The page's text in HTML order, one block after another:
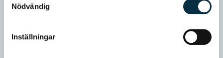
annons- och analysföretag som vi samarbetar med.
Dessa kan i sin tur kombinera informationen med annan
information som du har tillhandahållit eller som de har
samlat in när du har använt deras tjänster.
Nödvändig
Inställningar